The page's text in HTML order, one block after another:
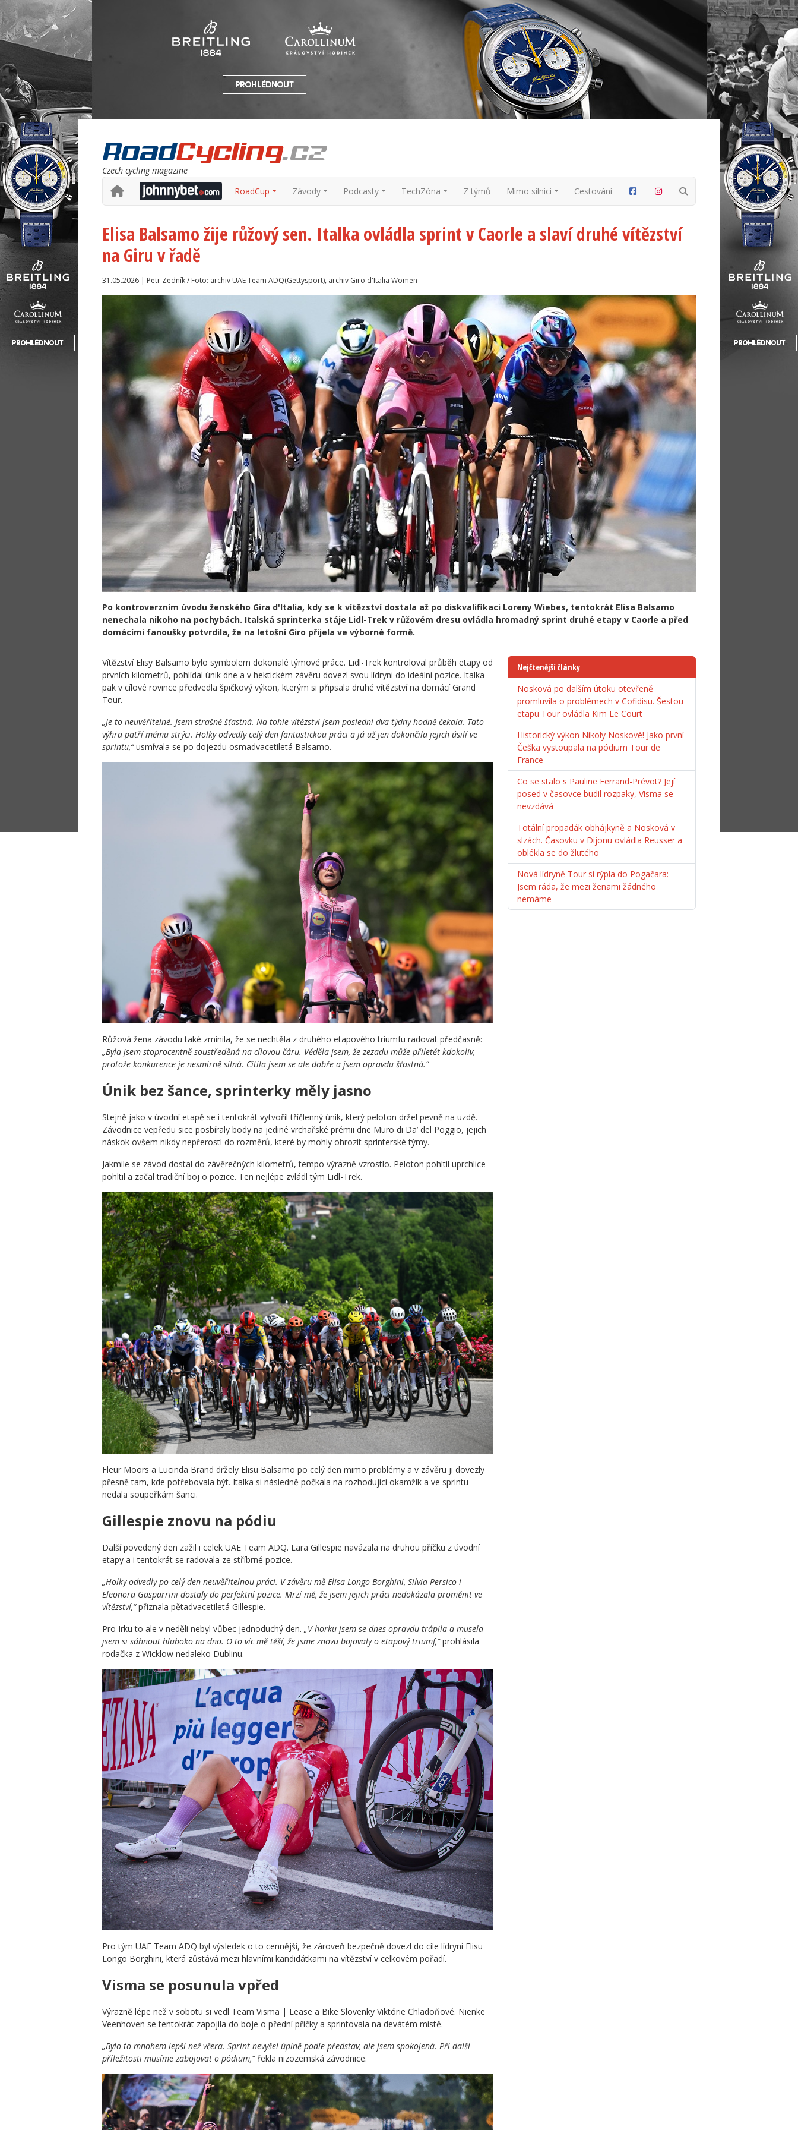
Czech cycling magazine
RoadCup
Závody Podcasty TechZóna Z týmů Mimo silnici Cestování
Elisa Balsamo žije růžový sen. Italka ovládla sprint v Caorle a slaví druhé vítězství
na Giru v řadě
31.05.2026 | Petr Zedník / Foto: archiv UAE Team ADQ(Gettysport), archiv Giro d'Italia Women
Po kontroverzním úvodu ženského Gira d'Italia, kdy se k vítězství dostala až po diskvalifikaci Loreny Wiebes, tentokrát Elisa Balsamo
nenechala nikoho na pochybách. Italská sprinterka stáje Lidl-Trek v růžovém dresu ovládla hromadný sprint druhé etapy v Caorle a před
domácími fanoušky potvrdila, že na letošní Giro přijela ve výborné formě.
Vítězství Elisy Balsamo bylo symbolem dokonalé týmové práce. Lidl-Trek kontroloval průběh etapy od
prvních kilometrů, pohlídal únik dne a v hektickém závěru dovezl svou lídryni do ideální pozice. Italka
pak v cílové rovince předvedla špičkový výkon, kterým si připsala druhé vítězství na domácí Grand
Tour.
„Je to neuvěřitelné. Jsem strašně šťastná. Na tohle vítězství jsem poslední dva týdny hodně čekala. Tato
výhra patří mému strýci. Holky odvedly celý den fantastickou práci a já už jen dokončila jejich úsilí ve
sprintu,“usmívala se po dojezdu osmadvacetiletá Balsamo.
Růžová žena závodu také zmínila, že se nechtěla z druhého etapového triumfu radovat předčasně:
„Byla jsem stoprocentně soustředěná na cílovou čáru. Věděla jsem, že zezadu může přiletět kdokoliv,
protože konkurence je nesmírně silná. Cítila jsem se ale dobře a jsem opravdu šťastná.“
Únik bez šance, sprinterky měly jasno
Stejně jako v úvodní etapě se i tentokrát vytvořil tříčlenný únik, který peloton držel pevně na uzdě.
Závodnice vepředu sice posbíraly body na jediné vrchařské prémii dne Muro di Da’ del Poggio, jejich
náskok ovšem nikdy nepřerostl do rozměrů, které by mohly ohrozit sprinterské týmy.
Jakmile se závod dostal do závěrečných kilometrů, tempo výrazně vzrostlo. Peloton pohltil uprchlice
pohltil a začal tradiční boj o pozice. Ten nejlépe zvládl tým Lidl-Trek.
Fleur Moors a Lucinda Brand držely Elisu Balsamo po celý den mimo problémy a v závěru ji dovezly
přesně tam, kde potřebovala být. Italka si následně počkala na rozhodující okamžik a ve sprintu
nedala soupeřkám šanci.
Gillespie znovu na pódiu
Další povedený den zažil i celek UAE Team ADQ. Lara Gillespie navázala na druhou příčku z úvodní
etapy a i tentokrát se radovala ze stříbrné pozice.
„Holky odvedly po celý den neuvěřitelnou práci. V závěru mě Elisa Longo Borghini, Silvia Persico i
Eleonora Gasparrini dostaly do perfektní pozice. Mrzí mě, že jsem jejich práci nedokázala proměnit ve
vítězství,“přiznala pětadvacetiletá Gillespie.
Pro Irku to ale v neděli nebyl vůbec jednoduchý den. „V horku jsem se dnes opravdu trápila a musela
jsem si sáhnout hluboko na dno. O to víc mě těší, že jsme znovu bojovaly o etapový triumf,“prohlásila
rodačka z Wicklow nedaleko Dublinu.
Pro tým UAE Team ADQ byl výsledek o to cennější, že zároveň bezpečně dovezl do cíle lídryni Elisu
Longo Borghini, která zůstává mezi hlavními kandidátkami na vítězství v celkovém pořadí.
Visma se posunula vpřed
Výrazně lépe než v sobotu si vedl Team Visma | Lease a Bike Slovenky Viktórie Chladoňové. Nienke
Veenhoven se tentokrát zapojila do boje o přední příčky a sprintovala na devátém místě.
„Bylo to mnohem lepší než včera. Sprint nevyšel úplně podle představ, ale jsem spokojená. Při další
příležitosti musíme zabojovat o pódium,“řekla nizozemská závodnice.
Nejčtenější články
Nosková po dalším útoku otevřeně
promluvila o problémech v Cofidisu. Šestou
etapu Tour ovládla Kim Le Court
Historický výkon Nikoly Noskové! Jako první
Češka vystoupala na pódium Tour de
France
Co se stalo s Pauline Ferrand-Prévot? Její
posed v časovce budil rozpaky, Visma se
nevzdává
Totální propadák obhájkyně a Nosková v
slzách. Časovku v Dijonu ovládla Reusser a
oblékla se do žlutého
Nová lídryně Tour si rýpla do Pogačara:
Jsem ráda, že mezi ženami žádného
nemáme